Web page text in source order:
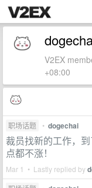
V2EX
+08:00
职场话题 • dogechai
裁员找新的工作，
点都不涨！
Mar 1 • Lastly replied by